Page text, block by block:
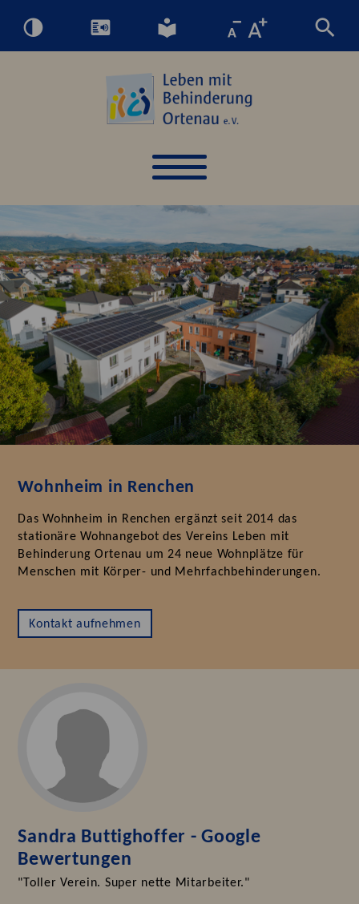
Wohnheim in Renchen
Das Wohnheim in Renchen ergänzt seit 2014 das
stationäre Wohnangebot des Vereins Leben mit
Behinderung Ortenau um 24 neue Wohnplätze für
Menschen mit Körper- und Mehrfachbehinderungen.
Kontakt aufnehmen
Sandra Buttighoffer - Google
Bewertungen
"Toller Verein. Super nette Mitarbeiter."